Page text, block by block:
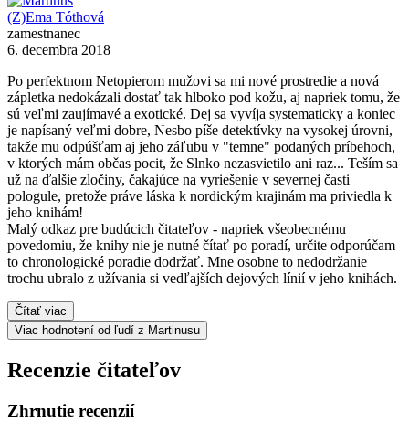
(Z)Ema Tóthová
zamestnanec
6. decembra 2018
Po perfektnom Netopierom mužovi sa mi nové prostredie a nová
zápletka nedokázali dostať tak hlboko pod kožu, aj napriek tomu, že
sú veľmi zaujímavé a exotické. Dej sa vyvíja systematicky a koniec
je napísaný veľmi dobre, Nesbo píše detektívky na vysokej úrovni,
takže mu odpúšťam aj jeho záľubu v "temne" podaných príbehoch,
v ktorých mám občas pocit, že Slnko nezasvietilo ani raz... Teším sa
už na ďalšie zločiny, čakajúce na vyriešenie v severnej časti
pologule, pretože práve láska k nordickým krajinám ma priviedla k
jeho knihám!
Malý odkaz pre budúcich čitateľov - napriek všeobecnému
povedomiu, že knihy nie je nutné čítať po poradí, určite odporúčam
to chronologické poradie dodržať. Mne osobne to nedodržanie
trochu ubralo z užívania si vedľajších dejových línií v jeho knihách.
Čítať viac
Viac hodnotení od ľudí z Martinusu
Recenzie čitateľov
Zhrnutie recenzií